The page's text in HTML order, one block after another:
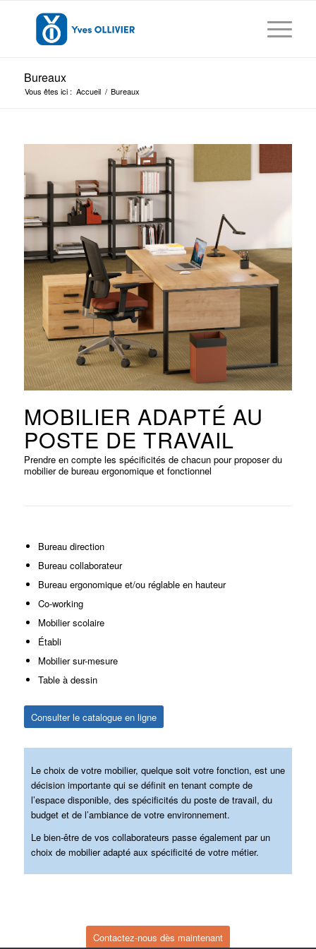
Bureaux
Vous êtes ici : Accueil / Bureaux
MOBILIER ADAPTÉ AU
POSTE DE TRAVAIL
Prendre en compte les spécificités de chacun pour proposer du
mobilier de bureau ergonomique et fonctionnel
Bureau direction
Bureau collaborateur
Bureau ergonomique et/ou réglable en hauteur
Co-working
Mobilier scolaire
Établi
Mobilier sur-mesure
Table à dessin
Consulter le catalogue en ligne
Le choix de votre mobilier, quelque soit votre fonction, est une
décision importante qui se définit en tenant compte de
l’espace disponible, des spécificités du poste de travail, du
budget et de l’ambiance de votre environnement.
Le bien-être de vos collaborateurs passe également par un
choix de mobilier adapté aux spécificité de votre métier.
Contactez-nous dès maintenant